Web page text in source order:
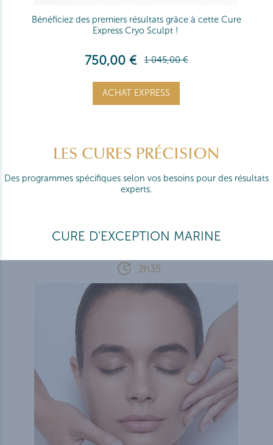
Bénéficiez des premiers résultats grâce à cette Cure
Express Cryo Sculpt !
750,00 € 1 045,00 €
ACHAT EXPRESS
LES CURES PRÉCISION
Des programmes spécifiques selon vos besoins pour des résultats
experts.
CURE D'EXCEPTION MARINE
2h35